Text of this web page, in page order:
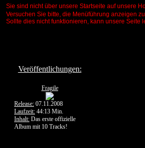
Sie sind nicht über unsere Startseite auf unsere
Versuchen Sie bitte, die Menüführung anzeigen
Sollte dies nicht funktionieren, kann unsere Seite
Veröffentlichungen:
Fragile
Release: 07.11.2008
Laufzeit: 44:13 Min.
Inhalt: Das erste offizielle
Album mit 10 Tracks!